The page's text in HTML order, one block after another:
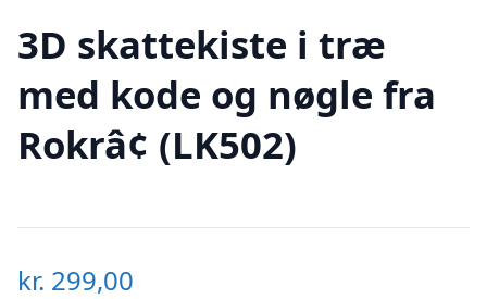
3D skattekiste i træ
med kode og nøgle fra
Rokrâ¢ (LK502)
kr. 299,00